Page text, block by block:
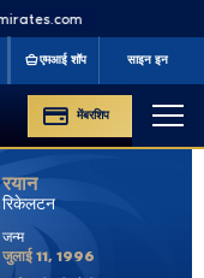
'13 '15 '17 '19 '20 CLT20
एमआई शॉप
मेंबरशिप
साइन इन
रयान
रिकेलटन
जन्म
जुलाई 11, 1996